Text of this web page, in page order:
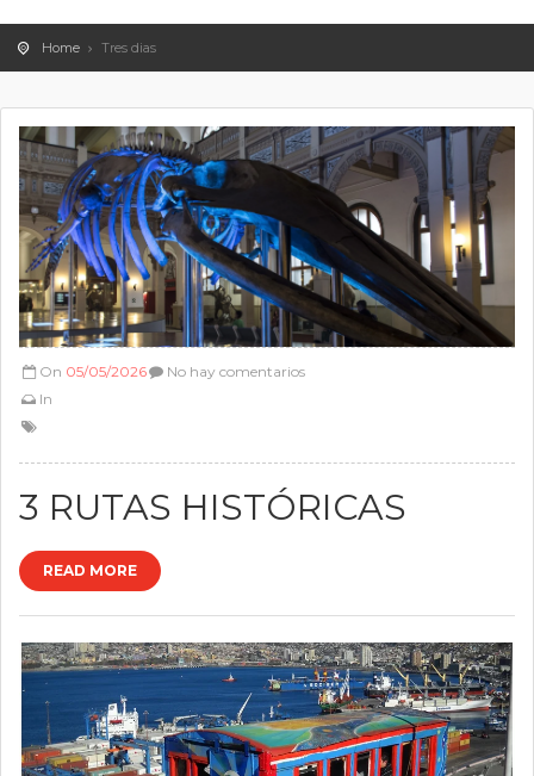
Home Tres dias
On 05/05/2026
In
No hay comentarios
3 RUTAS HISTÓRICAS
READ MORE